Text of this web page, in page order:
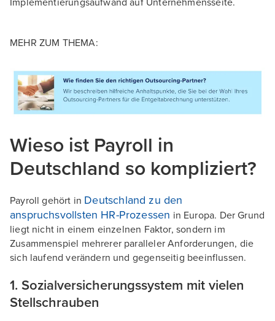
Implementierungsaufwand auf Unternehmensseite.
MEHR ZUM THEMA:
Wieso ist Payroll in
Deutschland so kompliziert?
Payroll gehört in Deutschland zu den
anspruchsvollsten HR-Prozessen in Europa. Der Grund
liegt nicht in einem einzelnen Faktor, sondern im
Zusammenspiel mehrerer paralleler Anforderungen, die
sich laufend verändern und gegenseitig beeinflussen.
1. Sozialversicherungssystem mit vielen
Stellschrauben